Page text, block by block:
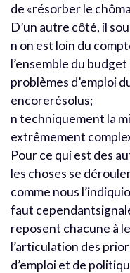
de «résorber le
D’un autre côté, il
n on est loin du
l’ensemble du
problèmes d’emploi
encorerésolus;
n techniquement la
extrêmement
Pour ce qui est des
les choses se
comme nous
faut
reposent chacune à
l’articulation des
d’emploi et de